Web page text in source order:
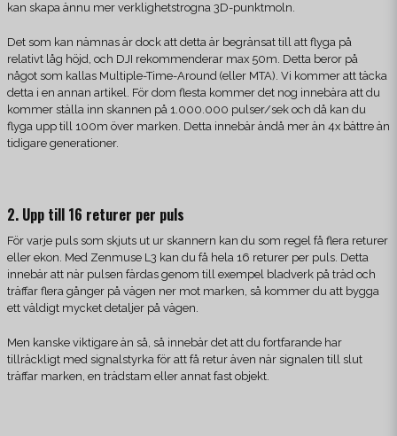
kan skapa ännu mer verklighetstrogna 3D-punktmoln.
Det som kan nämnas är dock att detta är begränsat till att flyga på
relativt låg höjd, och DJI rekommenderar max 50m. Detta beror på
något som kallas Multiple-Time-Around (eller MTA). Vi kommer att täcka
detta i en annan artikel. För dom flesta kommer det nog innebära att du
kommer ställa inn skannen på 1.000.000 pulser/sek och då kan du
flyga upp till 100m över marken. Detta innebär ändå mer än 4x bättre än
tidigare generationer.
2. Upp till 16 returer per puls
För varje puls som skjuts ut ur skannern kan du som regel få flera returer
eller ekon. Med Zenmuse L3 kan du få hela 16 returer per puls. Detta
innebär att när pulsen färdas genom till exempel bladverk på träd och
träffar flera gånger på vägen ner mot marken, så kommer du att bygga
ett väldigt mycket detaljer på vägen.
Men kanske viktigare än så, så innebär det att du fortfarande har
tillräckligt med signalstyrka för att få retur även när signalen till slut
träffar marken, en trädstam eller annat fast objekt.